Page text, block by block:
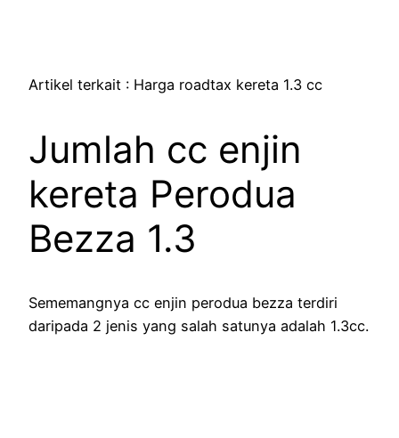
Artikel terkait : Harga roadtax kereta 1.3 cc
Jumlah cc enjin
kereta Perodua
Bezza 1.3
Sememangnya cc enjin perodua bezza terdiri
daripada 2 jenis yang salah satunya adalah 1.3cc.